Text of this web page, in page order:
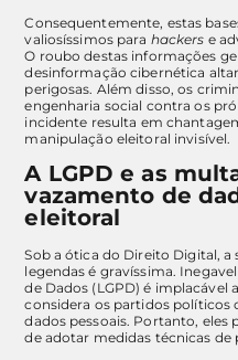
Consequentemente, estas
valiosíssimos para hackers e
O roubo destas informações
desinformação cibernética
perigosas. Além disso, os
engenharia social contra os
incidente resulta em
manipulação eleitoral invisível.
A LGPD e as
vazamento de
eleitoral
Sob a ótica do Direito Digital,
legendas é gravíssima.
de Dados (LGPD) é implacável
considera os partidos
dados pessoais. Portanto, eles
de adotar medidas técnicas de